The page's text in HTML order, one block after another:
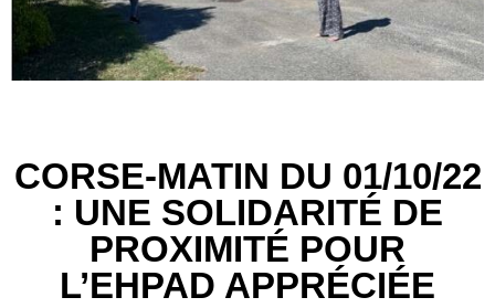
CORSE-MATIN DU 01/10/22
: UNE SOLIDARITÉ DE
PROXIMITÉ POUR
L’EHPAD APPRÉCIÉE